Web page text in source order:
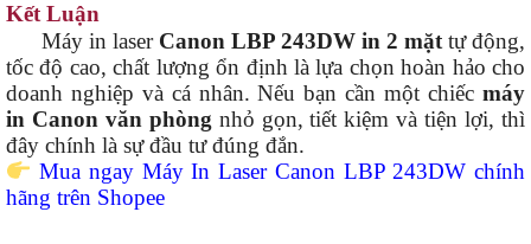
Kết Luận
Máy in laser Canon LBP 243DW in 2 mặttự động,
tốc độ cao, chất lượng ổn định là lựa chọn hoàn hảo cho
doanh nghiệp và cá nhân. Nếu bạn cần một chiếc máy
in Canon văn phòng nhỏ gọn, tiết kiệm và tiện lợi, thì
đây chính là sự đầu tư đúng đắn.
Mua ngay Máy In Laser Canon LBP 243DW chính
hãng trên Shopee